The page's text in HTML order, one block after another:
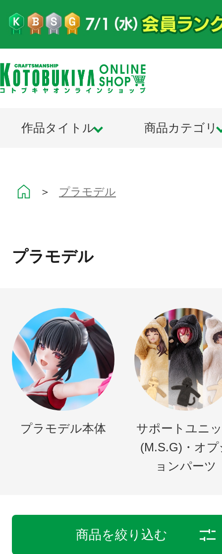
作品タイトル 商品カテゴリ
＞ プラモデル
プラモデル
プラモデル本体
サポートユニ
(M.S.G)・オプ
ョンパーツ
商品を絞り込む